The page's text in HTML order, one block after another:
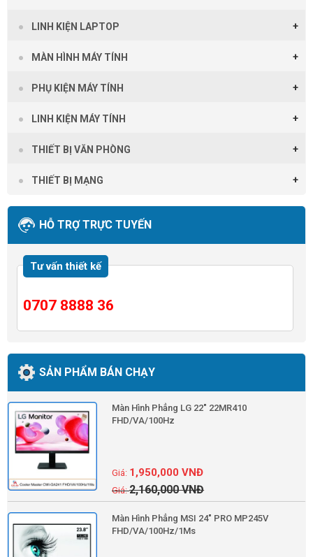
LINH KIỆN LAPTOP
MÀN HÌNH MÁY TÍNH
PHỤ KIỆN MÁY TÍNH
LINH KIỆN MÁY TÍNH
THIẾT BỊ VĂN PHÒNG
THIẾT BỊ MẠNG
HỖ TRỢ TRỰC TUYẾN
Tư vấn thiết kế
0707 8888 36
SẢN PHẨM BÁN CHẠY
Màn Hình Phẳng LG 22" 22MR410
FHD/VA/100Hz
2,160,000VNĐ
1,950,000VNĐ
Màn Hình Phẳng MSI 24" PRO MP245V
FHD/VA/100Hz/1Ms